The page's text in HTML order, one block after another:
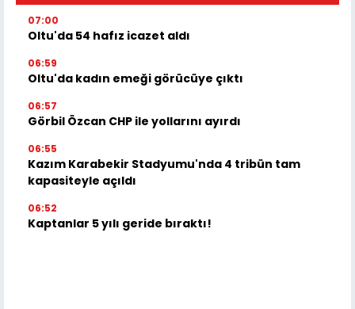
07:00
Oltu'da 54 hafız icazet aldı
06:59
Oltu'da kadın emeği görücüye çıktı
06:57
Görbil Özcan CHP ile yollarını ayırdı
06:55
Kazım Karabekir Stadyumu'nda 4 tribün tam
kapasiteyle açıldı
06:52
Kaptanlar 5 yılı geride bıraktı!